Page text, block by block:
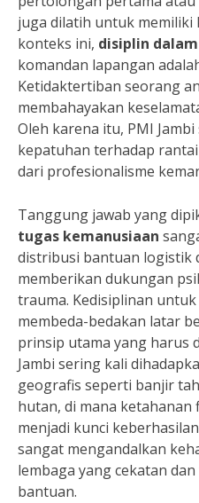
juga dilatih untuk memiliki
konteks ini, disiplin dalam
komandan lapangan
Ketidaktertiban seorang
membahayakan
Oleh karena itu, PMI
kepatuhan terhadap
dari profesionalisme
Tanggung jawab yang
tugas kemanusiaan
distribusi bantuan logistik
memberikan dukungan
trauma. Kedisiplinan
membeda-bedakan latar
prinsip utama yang harus
Jambi sering kali
geografis seperti banjir
hutan, di mana
menjadi kunci
sangat mengandalkan
lembaga yang cekatan
bantuan.